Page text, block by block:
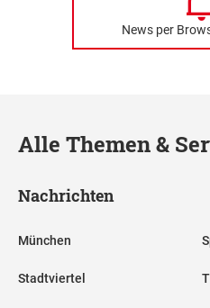
News per
Alle Themen &
Nachrichten
München
Stadtviertel